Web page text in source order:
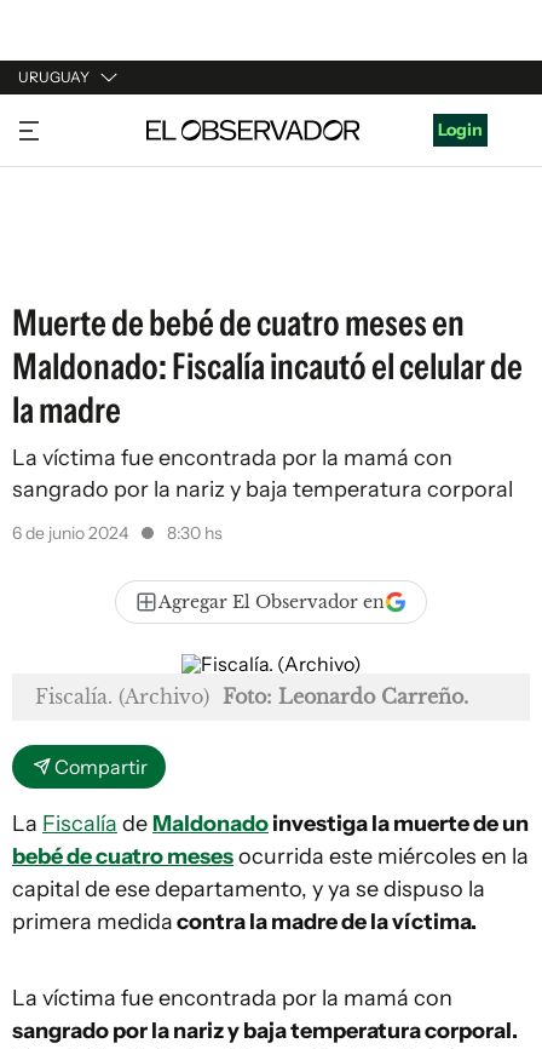
URUGUAY
URUGUAY
ARGENTINA
Login
Muerte de bebé de cuatro meses en
Maldonado: Fiscalía incautó el celular de
la madre
La víctima fue encontrada por la mamá con
sangrado por la nariz y baja temperatura corporal
6 de junio 2024 8:30 hs
Agregar El Observador en
Fiscalía. (Archivo) Foto: Leonardo Carreño.
Compartir
La Fiscalía deMaldonadoinvestiga la muerte de un
bebé de cuatro mesesocurrida este miércoles en la
capital de ese departamento, y ya se dispuso la
primera medidacontra la madre de la víctima.
La víctima fue encontrada por la mamá con
sangrado por la nariz y baja temperatura corporal.